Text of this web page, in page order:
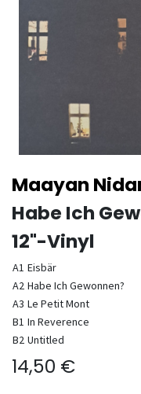
Maayan
Habe Ich
12"-Vinyl
A1 Eisbär
A2 Habe Ich Gewonnen?
A3 Le Petit Mont
B1 In Reverence
B2 Untitled
14,50 €